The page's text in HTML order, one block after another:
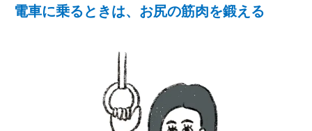
電車に乗るときは、お尻の筋肉を鍛える